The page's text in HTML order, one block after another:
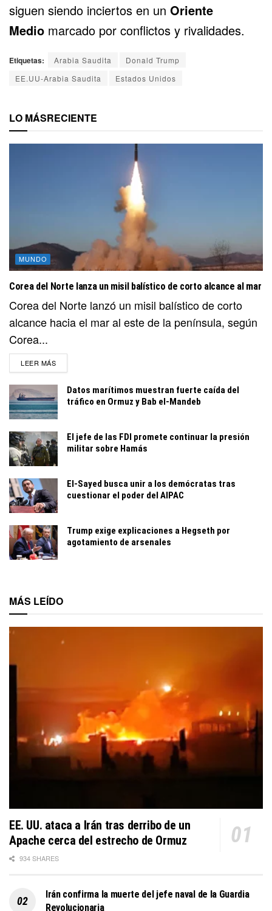
siguen siendo inciertos en un Oriente
Medio marcado por conflictos y rivalidades.
Etiquetas: Arabia Saudita
Donald Trump
EE.UU-Arabia Saudita
Estados Unidos
LO MÁSRECIENTE
MUNDO
Corea del Norte lanza un misil balístico de corto alcance al mar
Corea del Norte lanzó un misil balístico de corto
alcance hacia el mar al este de la península, según
Corea...
LEER MÁSDETAILS
Datos marítimos muestran fuerte caída del
tráfico en Ormuz y Bab el-Mandeb
El jefe de las FDI promete continuar la presión
militar sobre Hamás
El-Sayed busca unir a los demócratas tras
cuestionar el poder del AIPAC
Trump exige explicaciones a Hegseth por
agotamiento de arsenales
MÁS LEÍDO
EE. UU. ataca a Irán tras derribo de un
Apache cerca del estrecho de Ormuz
934 SHARES
Irán confirma la muerte del jefe naval de la Guardia
Revolucionaria